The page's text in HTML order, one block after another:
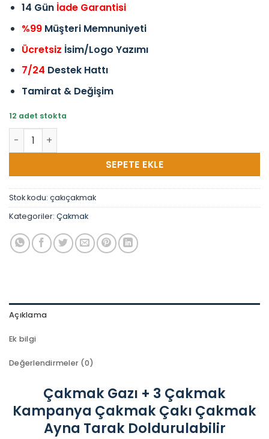
14 Gün İade Garantisi
%99Müşteri Memnuniyeti
Ücretsiz İsim/Logo Yazımı
7/24 Destek Hattı
Tamirat & Değişim
12 adet stokta
Çakmak Gazı + 3 Çakmak Büyük Boy Kampanya
SEPETE EKLE
Stok kodu: çakıçakmak
Kategoriler: Çakmak
Açıklama
Ek bilgi
Değerlendirmeler (0)
Çakmak Gazı + 3 Çakmak
Kampanya Çakmak Çakı Çakmak
Ayna Tarak Doldurulabilir